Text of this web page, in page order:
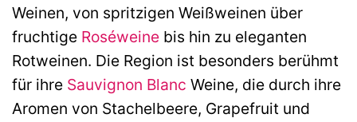
Weinen, von spritzigen Weißweinen über
fruchtige Roséweine bis hin zu eleganten
Rotweinen. Die Region ist besonders berühmt
für ihre Sauvignon Blanc Weine, die durch ihre
Aromen von Stachelbeere, Grapefruit und